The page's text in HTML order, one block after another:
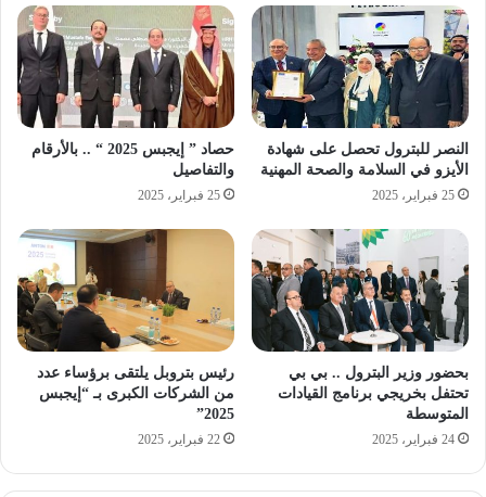
النصر للبترول تحصل على شهادة
الأيزو في السلامة والصحة المهنية
25 فبراير، 2025
حصاد ” إيجبس 2025 “ .. بالأرقام
والتفاصيل
25 فبراير، 2025
بحضور وزير البترول .. بي بي
تحتفل بخريجي برنامج القيادات
المتوسطة
24 فبراير، 2025
رئيس بتروبل يلتقى برؤساء عدد
من الشركات الكبرى بـ “إيجبس
2025”
22 فبراير، 2025